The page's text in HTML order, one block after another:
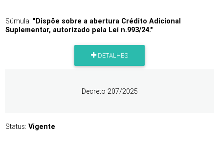
Súmula: "Dispõe sobre a abertura Crédito Adicional
Suplementar, autorizado pela Lei n.993/24."
DETALHES
Decreto 207/2025
Status: Vigente